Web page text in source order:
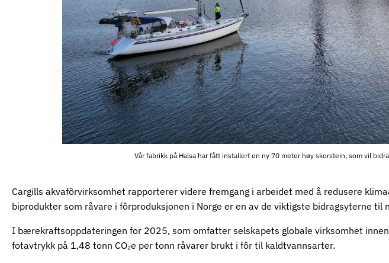
Vår fabrikk på Halsa har fått installert en ny 70 meter høy skorstein, som vil
Cargills akvafôrvirksomhet rapporterer videre fremgang i arbeidet med å redusere
biprodukter som råvare i fôrproduksjonen i Norge er en av de viktigste bidragsyterne til
I bærekraftsoppdateringen for 2025, som omfatter selskapets globale virksomhet
fotavtrykk på 1,48 tonn CO₂e per tonn råvarer brukt i fôr til kaldtvannsarter.